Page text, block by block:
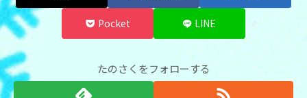
Pocket LINE
たのさくをフォローする